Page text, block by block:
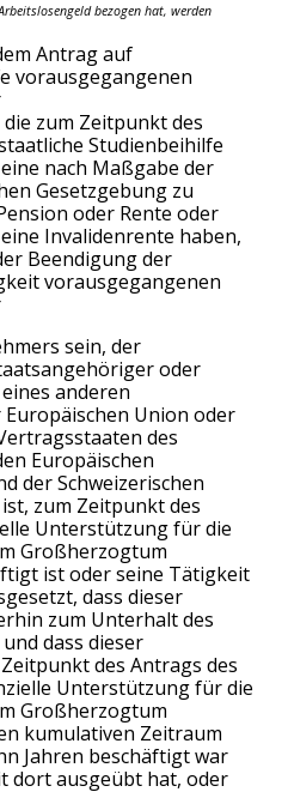
bezogen hat, werden
Antrag auf
vorausgegangenen
zum Zeitpunkt des
Studienbeihilfe
nach Maßgabe der
Gesetzgebung zu
oder Rente oder
Invalidenrente haben,
Beendigung der
vorausgegangenen
sein, der
oder
anderen
Union oder
des
Europäischen
der Schweizerischen
zum Zeitpunkt des
Unterstützung für die
Großherzogtum
ist oder seine Tätigkeit
dass dieser
zum Unterhalt des
dass dieser
des Antrags des
Unterstützung für die
Großherzogtum
kumulativen Zeitraum
Jahren beschäftigt war
dort ausgeübt hat, oder